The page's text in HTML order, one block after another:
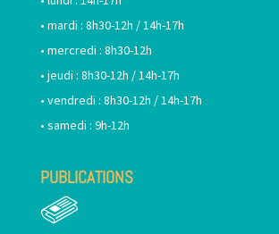
• mardi : 8h30-12h / 14h-17h
• mercredi : 8h30-12h
• jeudi : 8h30-12h / 14h-17h
• vendredi : 8h30-12h / 14h-17h
• samedi : 9h-12h
PUBLICATIONS